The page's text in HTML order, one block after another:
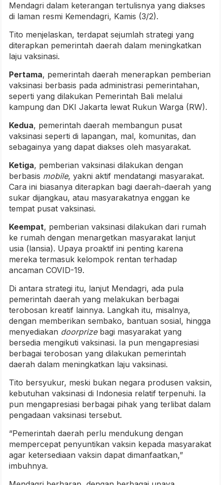
Mendagri dalam keterangan tertulisnya yang diakses
di laman resmi Kemendagri, Kamis (3/2).
Tito menjelaskan, terdapat sejumlah strategi yang
diterapkan pemerintah daerah dalam meningkatkan
laju vaksinasi.
Pertama, pemerintah daerah menerapkan pemberian
vaksinasi berbasis pada administrasi pemerintahan,
seperti yang dilakukan Pemerintah Bali melalui
kampung dan DKI Jakarta lewat Rukun Warga (RW).
Kedua, pemerintah daerah membangun pusat
vaksinasi seperti di lapangan, mal, komunitas, dan
sebagainya yang dapat diakses oleh masyarakat.
Ketiga, pemberian vaksinasi dilakukan dengan
berbasis mobile, yakni aktif mendatangi masyarakat.
Cara ini biasanya diterapkan bagi daerah-daerah yang
sukar dijangkau, atau masyarakatnya enggan ke
tempat pusat vaksinasi.
Keempat, pemberian vaksinasi dilakukan dari rumah
ke rumah dengan menargetkan masyarakat lanjut
usia (lansia). Upaya proaktif ini penting karena
mereka termasuk kelompok rentan terhadap
ancaman COVID-19.
Di antara strategi itu, lanjut Mendagri, ada pula
pemerintah daerah yang melakukan berbagai
terobosan kreatif lainnya. Langkah itu, misalnya,
dengan memberikan sembako, bantuan sosial, hingga
menyediakan doorprizebagi masyarakat yang
bersedia mengikuti vaksinasi. Ia pun mengapresiasi
berbagai terobosan yang dilakukan pemerintah
daerah dalam meningkatkan laju vaksinasi.
Tito bersyukur, meski bukan negara produsen vaksin,
kebutuhan vaksinasi di Indonesia relatif terpenuhi. Ia
pun mengapresiasi berbagai pihak yang terlibat dalam
pengadaan vaksinasi tersebut.
“Pemerintah daerah perlu mendukung dengan
mempercepat penyuntikan vaksin kepada masyarakat
agar ketersediaan vaksin dapat dimanfaatkan,”
imbuhnya.